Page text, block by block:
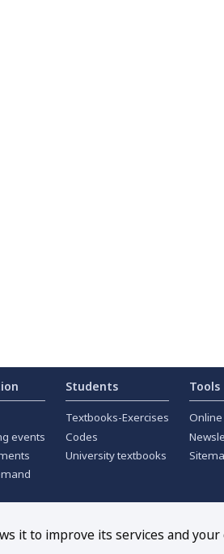
events
Students
Textbooks-Exercises
Codes
University textbooks
Tools
it to improve its services and